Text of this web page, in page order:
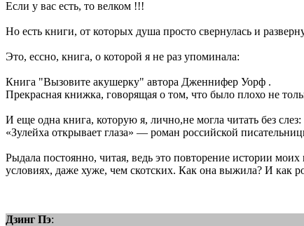
Если у вас есть, то велком !!!
Но есть книги, от которых душа просто свернулась и
Это, ессно, книга, о которой я не раз упоминала:
Книга "Вызовите акушерку" автора Дженнифер Уорф .
Прекрасная книжка, говорящая о том, что было плохо не
И еще одна книга, которую я, лично,не могла читать без слез:
«Зулейха открывает глаза» — роман российской
Рыдала постоянно, читая, ведь это повторение истории
условиях, даже хуже, чем скотских. Как она выжила? И как
Дзинг Пэ: